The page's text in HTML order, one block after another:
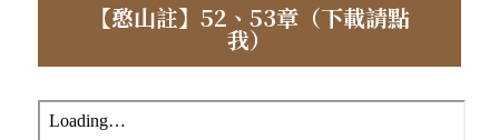
【憨山註】52、53章（下載請點
我）